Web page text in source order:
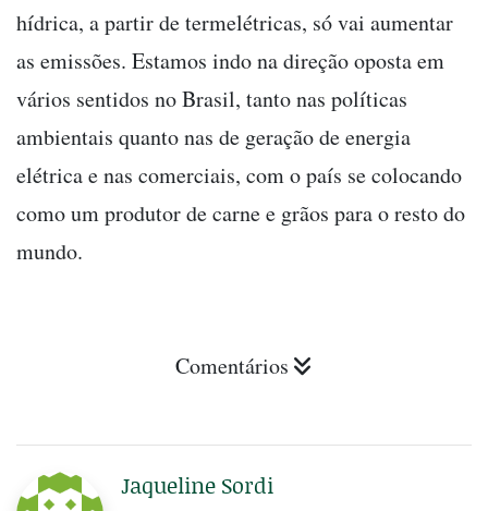
hídrica, a partir de termelétricas, só vai aumentar
as emissões. Estamos indo na direção oposta em
vários sentidos no Brasil, tanto nas políticas
ambientais quanto nas de geração de energia
elétrica e nas comerciais, com o país se colocando
como um produtor de carne e grãos para o resto do
mundo.
Comentários
Jaqueline Sordi